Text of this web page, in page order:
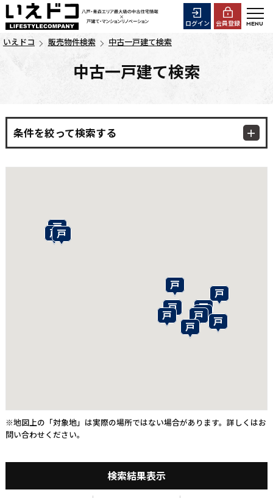
ログイン 会員登録
いえドコ 販売物件検索 中古一戸建て検索
中古一戸建て検索
条件を絞って検索する
※地図上の「対象地」は実際の場所ではない場合があります。詳しくはお
問い合わせください。
検索結果表示